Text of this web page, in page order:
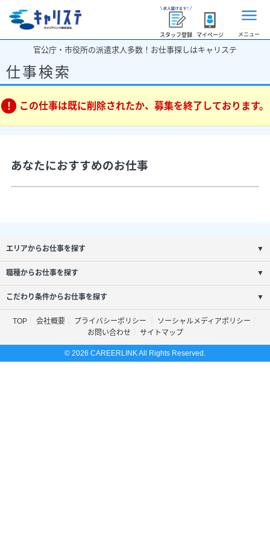
スタッフ登録 マイページ メニュー
官公庁・市役所の派遣求人多数！お仕事探しはキャリステ
仕事検索
この仕事は既に削除されたか、募集を終了しております。
あなたにおすすめのお仕事
エリアからお仕事を探す ▼
職種からお仕事を探す ▼
こだわり条件からお仕事を探す ▼
TOP 会社概要 プライバシーポリシー
ソーシャルメディアポリシー
お問い合わせ
サイトマップ
© 2026 CAREERLINK All Rights Reserved.